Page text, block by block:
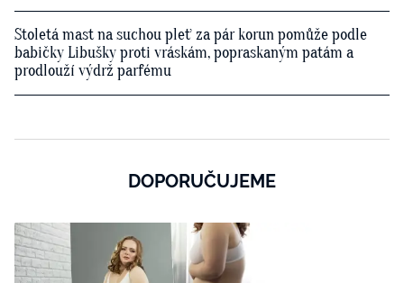
Stoletá mast na suchou pleť za pár korun pomůže podle
babičky Libušky proti vráskám, popraskaným patám a
prodlouží výdrž parfému
DOPORUČUJEME